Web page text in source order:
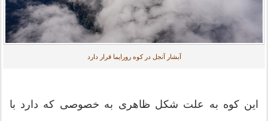
آبشار آنجل در کوه رورایما قرار دارد
این کوه به علت شکل ظاهری به خصوصی که دارد با